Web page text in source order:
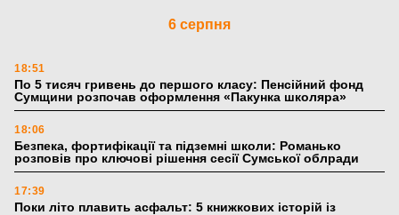
6 серпня
18:51
По 5 тисяч гривень до першого класу: Пенсійний фонд
Сумщини розпочав оформлення «Пакунка школяра»
18:06
Безпека, фортифікації та підземні школи: Романько
розповів про ключові рішення сесії Сумської облради
17:39
Поки літо плавить асфальт: 5 книжкових історій із